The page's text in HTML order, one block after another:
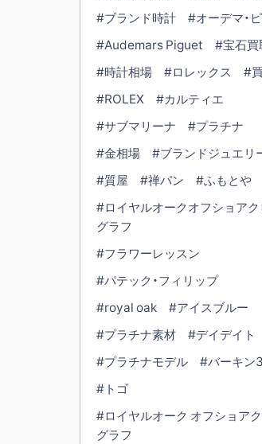
#ブランド時計
#オーデマ・
#Audemars Piguet
#宝石買
#時計相場
#ロレックス
#
#ROLEX
#カルティエ
#サブマリーナ
#プラチナ
#金相場
#ブランドジュエリ
#質屋
#禅パン
#ふもとや
#ロイヤルオークオフショアク
グラフ
#フラワーレッスン
#パテック・フィリップ
#royal oak
#アイスブルー
#プラチナ素材
#デイデイト
#プラチナモデル
#バーキン
#トゴ
#ロイヤルオーク オフショア
グラフ